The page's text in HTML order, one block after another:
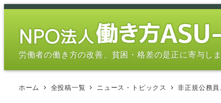
メ
労働者の働き方の改善、貧困・格差の是正に寄与し
ホーム 全投稿一覧 ニュース・トピックス 非正規公務